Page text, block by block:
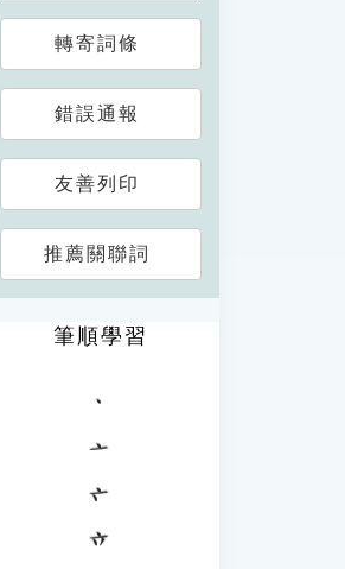
轉寄詞條
錯誤通報
友善列印
推薦關聯詞
筆順學習